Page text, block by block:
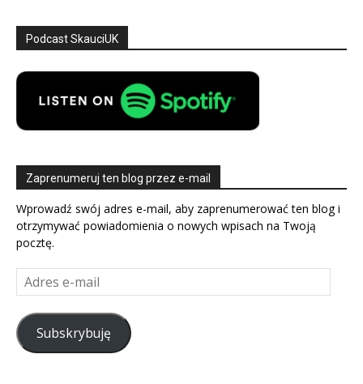
Podcast SkauciUK
Zaprenumeruj ten blog przez e-mail
Wprowadź swój adres e-mail, aby zaprenumerować ten blog i
otrzymywać powiadomienia o nowych wpisach na Twoją
pocztę.
Adres
e-
mail
Subskrybuję